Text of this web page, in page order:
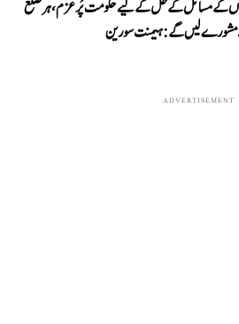
کے مسائل کے حل کے لیے حکومت پُرعزم، ہر ضلع
لیں گے: ہیمنت سورین
ADVERTISEMENT